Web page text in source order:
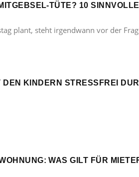
TÜTE? 10
plant, steht irgendwann vor der
DEN KINDERN STRESSFREI
WAS GILT FÜR